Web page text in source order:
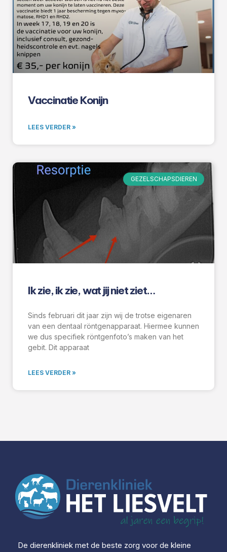
Vaccinatie Konijn
LEES VERDER »
GEZELSCHAPSDIEREN
Ik zie, ik zie, wat jij niet ziet…
Sinds februari dit jaar zijn wij de trotse eigenaren
van een dentaal röntgenapparaat. Hiermee kunnen
we dus specifiek röntgenfoto’s maken van het
gebit. Dit apparaat
LEES VERDER »
De dierenkliniek met de beste zorg voor de kleine